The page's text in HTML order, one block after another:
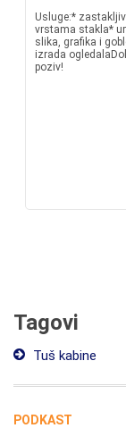
Usluge:*
vrstama stakla*
slika, grafika i
izrada
poziv!
Tagovi
Tuš kabine
PODKAST